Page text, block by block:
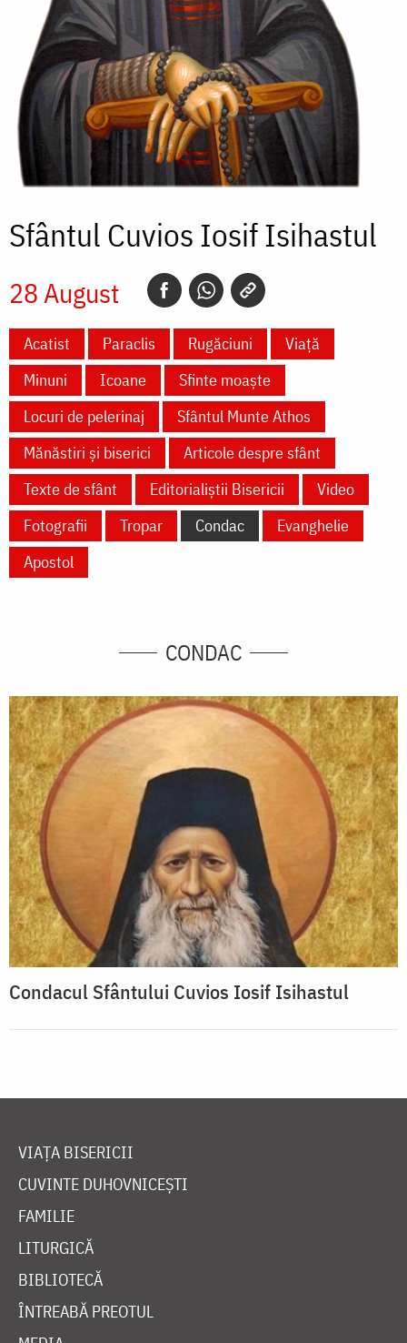
Sfântul Cuvios Iosif Isihastul
28 August
Acatist Paraclis Rugăciuni
Viață
Minuni
Icoane
Sfinte moaște
Locuri de pelerinaj
Sfântul Munte Athos
Mănăstiri și biserici
Articole despre sfânt
Texte de sfânt
Editorialiștii Bisericii
Video
Fotografii
Tropar Condac
Evanghelie
Apostol
CONDAC
Condacul Sfântului Cuvios Iosif Isihastul
VIAȚA BISERICII
CUVINTE DUHOVNICEȘTI
FAMILIE
LITURGICĂ
BIBLIOTECĂ
ÎNTREABĂ PREOTUL